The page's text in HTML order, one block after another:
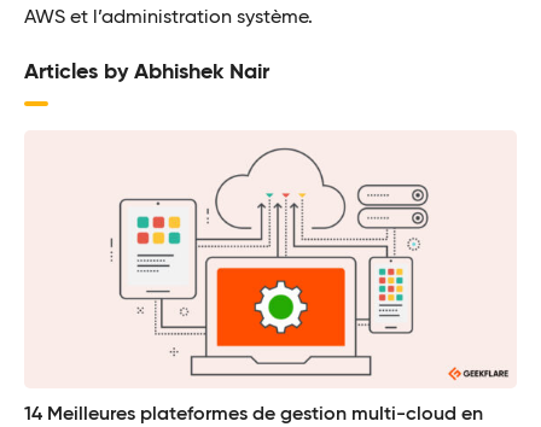
AWS et l’administration système.
Articles by Abhishek Nair
14 Meilleures plateformes de gestion multi-cloud en